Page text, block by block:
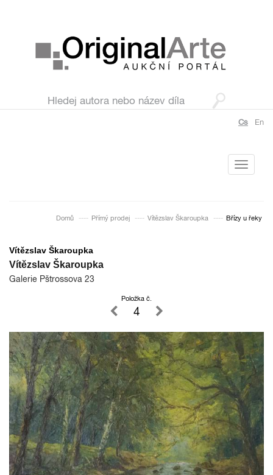
Cs En
Toggle
Domů Přímý prodej Vítězslav Škaroupka Břízy u řeky
Vítězslav Škaroupka
Vítězslav Škaroupka
Galerie Pštrossova 23
Položka č.
4